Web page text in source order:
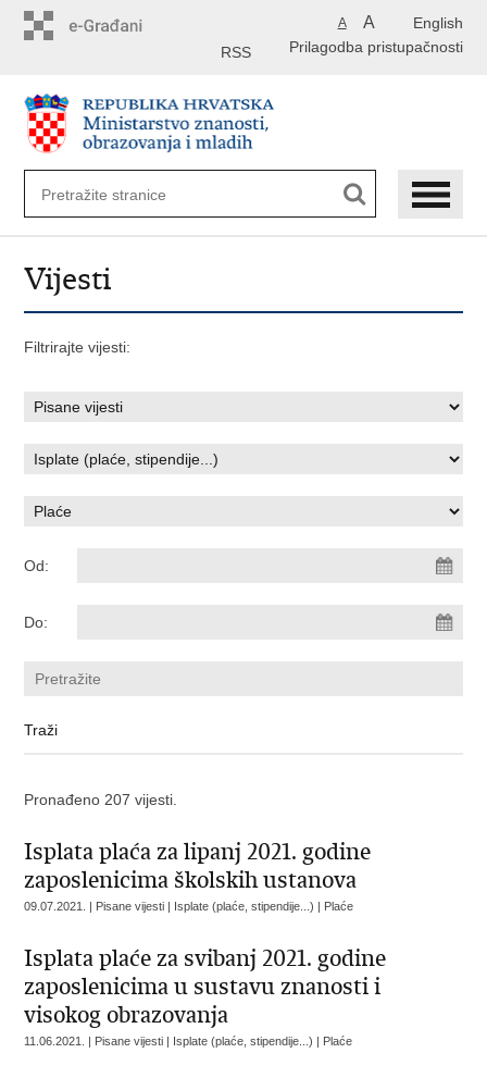
English
A A
Prilagodba pristupačnosti
RSS
Vijesti
Filtrirajte vijesti:
Od:
Do:
Pronađeno 207 vijesti.
Isplata plaća za lipanj 2021. godine
zaposlenicima školskih ustanova
09.07.2021. | Pisane vijesti | Isplate (plaće, stipendije...) | Plaće
Isplata plaće za svibanj 2021. godine
zaposlenicima u sustavu znanosti i
visokog obrazovanja
11.06.2021. | Pisane vijesti | Isplate (plaće, stipendije...) | Plaće